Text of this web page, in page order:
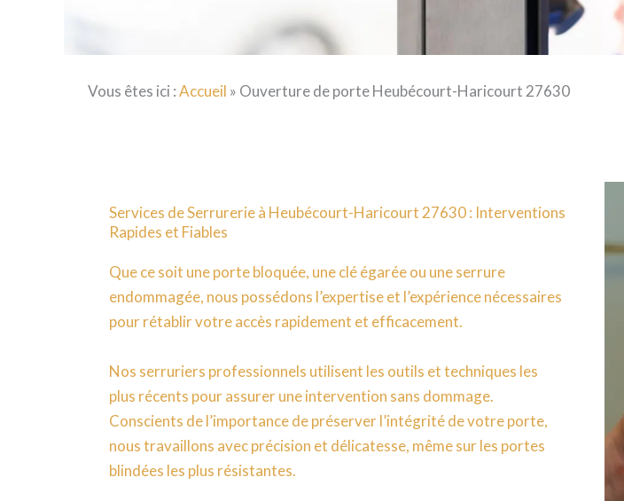
Vous êtes ici :Accueil » Ouverture de porte Heubécourt-Haricourt 27630
Services de Serrurerie à Heubécourt-Haricourt 27630 : Interventions
Rapides et Fiables
Que ce soit une porte bloquée, une clé égarée ou une serrure
endommagée, nous possédons l’expertise et l’expérience nécessaires
pour rétablir votre accès rapidement et efficacement.
Nos serruriers professionnels utilisent les outils et techniques les
plus récents pour assurer une intervention sans dommage.
Conscients de l’importance de préserver l’intégrité de votre porte,
nous travaillons avec précision et délicatesse, même sur les portes
blindées les plus résistantes.